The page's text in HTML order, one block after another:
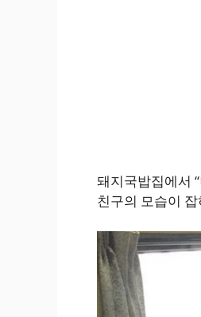
돼지국밥집에서
친구의 모습이